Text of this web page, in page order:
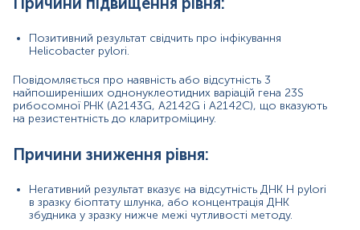
Позитивний результат свідчить про інфікування
Helicobacter pylori.
Повідомляється про наявність або відсутність 3
найпоширеніших однонуклеотидних варіацій гена 23S
рибосомної РНК (A2143G, A2142G і A2142C), що вказують
на резистентність до кларитроміцину.
Причини зниження рівня:
Негативний результат вказує на відсутність ДНК H pylori
в зразку біоптату шлунка, або концентрація ДНК
збудника у зразку нижче межі чутливості методу.